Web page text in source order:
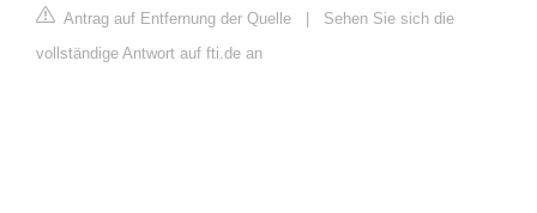
Antrag auf Entfernung der Quelle
Sehen Sie sich die
vollständige Antwort auf fti.de an